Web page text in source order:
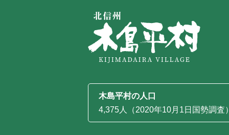
木島平村の人口
4,375人（2020年10月1日国勢調査